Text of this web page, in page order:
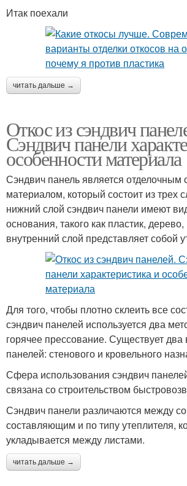
Итак поехали
читать дальше →
Откос из сэндвич
Сэндвич панели
особенности материала
Сэндвич панель является отделочным
материалом, который состоит из трех
нижний слой сэндвич панели имеют
основания, такого как пластик,
внутренний слой представляет собой
Для того, чтобы плотно склеить все
сэндвич панелей используется два
горячее прессование. Существует два
панелей: стенового и кровельного
Сфера использования сэндвич
связана со строительством
Сэндвич панели различаются между
составляющим и по типу утеплителя,
укладывается между листами.
читать дальше →